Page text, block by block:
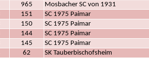
965
Mosbacher SC von 1931
151
SC 1975 Paimar
150
SC 1975 Paimar
144
SC 1975 Paimar
145
SC 1975 Paimar
62
SK Tauberbischofsheim